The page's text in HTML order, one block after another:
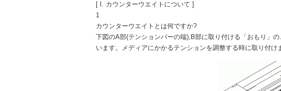
[ I. カウンターウエイトについて ]
1
カウンターウエイトとは何ですか?
下図のA部(テンションバーの端),B部に取り付ける「おもり」
います。メディアにかかるテンションを調整する時に取り付け